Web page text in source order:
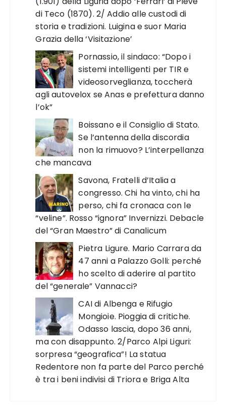
di Teco (1870). 2/ Addio alle custodi di
storia e tradizioni. Luigina e suor Maria
Grazia della ‘Visitazione’
Pornassio, il sindaco: “Dopo i
sistemi intelligenti per TIR e
videosorveglianza, toccherà
agli autovelox se Anas e prefettura danno
l’ok”
Boissano e il Consiglio di Stato.
Se l’antenna della discordia
non la rimuovo? L’interpellanza
che mancava
Savona, Fratelli d’Italia a
congresso. Chi ha vinto, chi ha
perso, chi fa cronaca con le
“veline”. Rosso “ignora” Invernizzi. Debacle
del “Gran Maestro” di Canalicum
Pietra Ligure. Mario Carrara da
47 anni a Palazzo Golli: perché
ho scelto di aderire al partito
del “generale” Vannacci?
CAI di Albenga e Rifugio
Mongioie. Pioggia di critiche.
Odasso lascia, dopo 36 anni,
ma con disappunto. 2/Parco Alpi Liguri:
sorpresa “geografica”! La statua
Redentore non fa parte del Parco perché
è tra i beni indivisi di Triora e Briga Alta